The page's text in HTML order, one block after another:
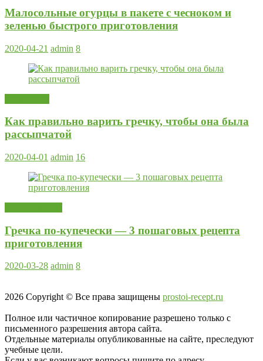
Малосольные огурцы в пакете с чесноком и
зеленью быстрого приготовления
2020-04-21 admin 8
Как правильно варить гречку, чтобы она была
рассыпчатой
2020-04-01 admin 16
Гречка по-купечески — 3 пошаговых рецепта
приготовления
2020-03-28 admin 8
2026 Copyright © Все права защищены prostoi-recept.ru
Полное или частичное копирование разрешено только с
письменного разрешения автора сайта.
Отдельные материалы опубликованные на сайте, преследуют
учебные цели.